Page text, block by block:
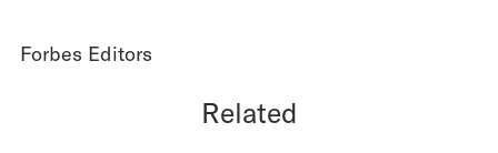
Forbes Editors
Related